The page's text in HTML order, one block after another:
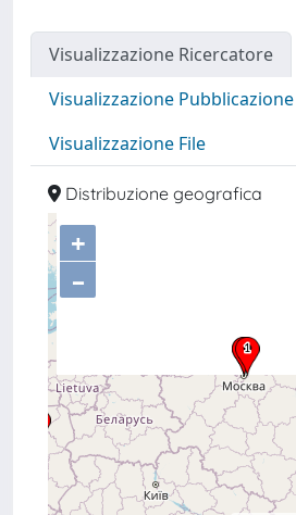
Visualizzazione Ricercatore
Visualizzazione Pubblicazione
Visualizzazione File
Distribuzione geografica
+
–